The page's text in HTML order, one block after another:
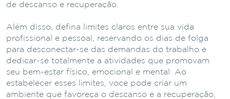
de descanso e recuperação.
Além disso, defina limites claros entre sua vida
profissional e pessoal, reservando os dias de folga
para desconectar-se das demandas do trabalho e
dedicar-se totalmente a atividades que promovam
seu bem-estar físico, emocional e mental. Ao
estabelecer esses limites, você pode criar um
ambiente que favoreça o descanso e a recuperação,